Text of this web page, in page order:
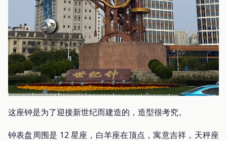
这座钟是为了迎接新世纪而建造的，造型很考究。
钟表盘周围是 12 星座，白羊座在顶点，寓意吉祥，天秤座